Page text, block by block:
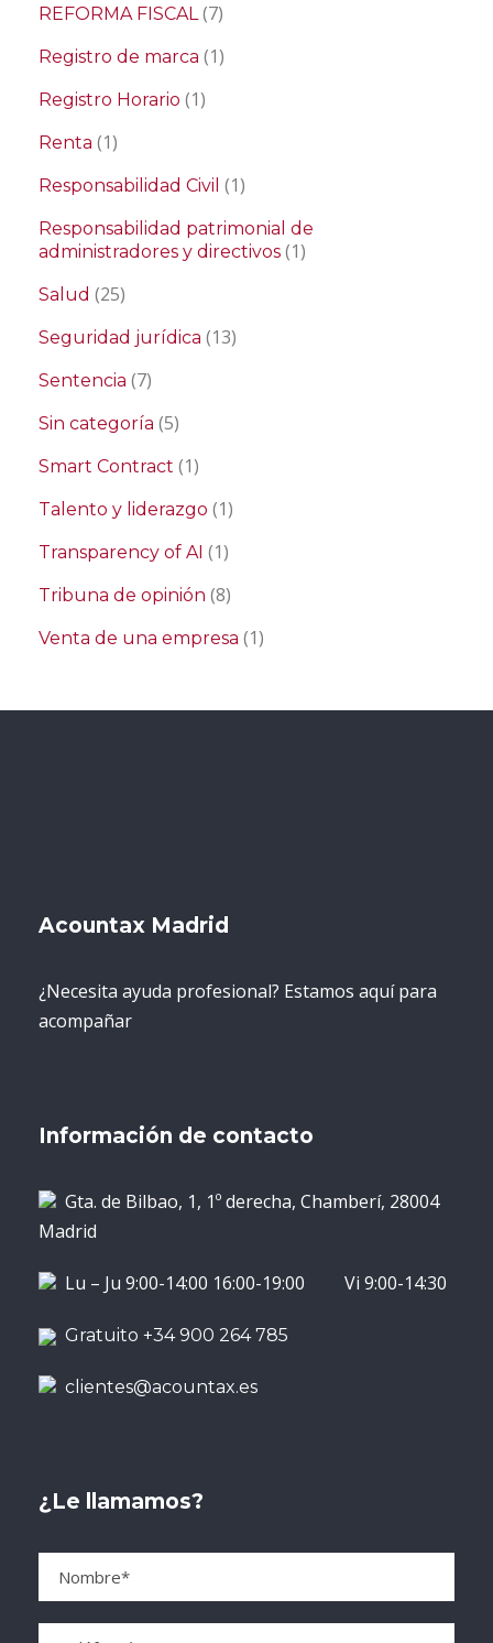
REFORMA FISCAL(7)
Registro de marca (1)
Registro Horario (1)
Renta (1)
Responsabilidad Civil (1)
Responsabilidad patrimonial de
administradores y directivos (1)
Salud (25)
Seguridad jurídica (13)
Sentencia (7)
Sin categoría (5)
Smart Contract (1)
Talento y liderazgo (1)
Transparency of AI (1)
Tribuna de opinión (8)
Venta de una empresa (1)
Acountax Madrid
¿Necesita ayuda profesional? Estamos aquí para
acompañar
Información de contacto
Gta. de Bilbao, 1, 1º derecha, Chamberí, 28004
Madrid
Lu – Ju 9:00-14:00 16:00-19:00 Vi 9:00-14:30
Gratuito +34 900 264 785
clientes@acountax.es
¿Le llamamos?